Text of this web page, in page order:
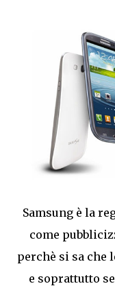
Samsung è la
come
perchè si sa che
e soprattutto